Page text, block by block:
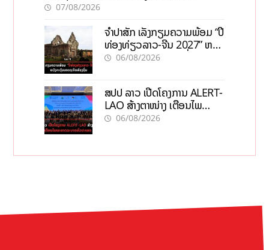
07/08/2026
ຈຳປາສັກ ເລັ່ງກຽມຄວາມພ້ອມ “ປີ
ທ່ອງທ່ຽວລາວ-ຈີນ 2027” ຫວັງ
ກະຕຸ້ນເສດຖະກິດທ້ອງຖິ່ນ
06/08/2026
ສປປ ລາວ ເປີດໂຄງການ ALERT-
LAO ສ້າງຕາໜ່າງ ເຕືອນໄພ
ພະຍາດລະບາດທົ່ວປະເທດ
06/08/2026